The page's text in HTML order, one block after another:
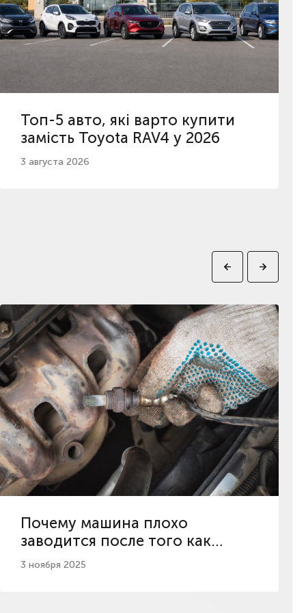
Топ-5 авто, які варто купити
замість Toyota RAV4 у 2026
3 августа 2026
Почему машина плохо
заводится после того как
постоит?
3 ноября 2025